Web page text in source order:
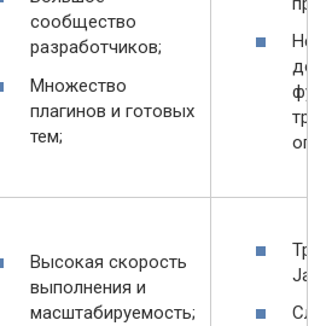
сообщество
разработчиков;
Множество
плагинов и готовых
тем;
Высокая скорость
выполнения и
масштабируемость;